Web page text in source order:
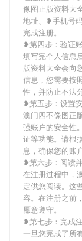
像图正版资料大
地址、❥手机号
完成注册。
❥第四步：验证
填写完个人信息
版资料大全会向
信息，您需要按
性，并防止不法
❥第五步：设置
澳门四不像图正
强账户的安全性
证等功能。请根
息，确保您的账
❥第六步：阅读
在注册过程中，
定供您阅读。这
容。在注册之前
愿意遵守。
❥第七步：完成
一旦您完成了所